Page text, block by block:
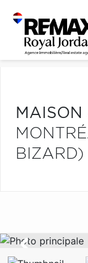
MAISON
BIZARD)